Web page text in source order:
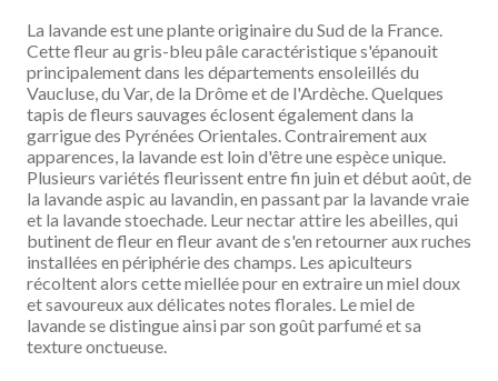
La lavande est une plante originaire du Sud de la France.
Cette fleur au gris-bleu pâle caractéristique s'épanouit
principalement dans les départements ensoleillés du
Vaucluse, du Var, de la Drôme et de l'Ardèche. Quelques
tapis de fleurs sauvages éclosent également dans la
garrigue des Pyrénées Orientales. Contrairement aux
apparences, la lavande est loin d'être une espèce unique.
Plusieurs variétés fleurissent entre fin juin et début août, de
la lavande aspic au lavandin, en passant par la lavande vraie
et la lavande stoechade. Leur nectar attire les abeilles, qui
butinent de fleur en fleur avant de s'en retourner aux ruches
installées en périphérie des champs. Les apiculteurs
récoltent alors cette miellée pour en extraire un miel doux
et savoureux aux délicates notes florales. Le miel de
lavande se distingue ainsi par son goût parfumé et sa
texture onctueuse.